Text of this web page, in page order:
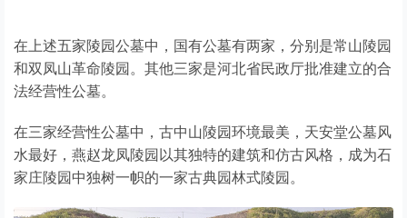
在上述五家陵园公墓中，国有公墓有两家，分别是常山陵园
和双凤山革命陵园。其他三家是河北省民政厅批准建立的合
法经营性公墓。
在三家经营性公墓中，古中山陵园环境最美，天安堂公墓风
水最好，燕赵龙凤陵园以其独特的建筑和仿古风格，成为石
家庄陵园中独树一帜的一家古典园林式陵园。